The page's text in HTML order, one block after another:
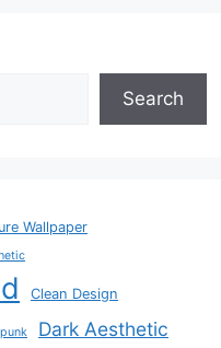
Search
Wallpaper
Clean Design
Dark Aesthetic